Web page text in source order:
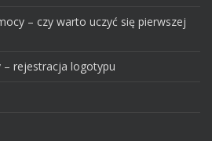
– czy warto uczyć się pierwszej
rejestracja logotypu